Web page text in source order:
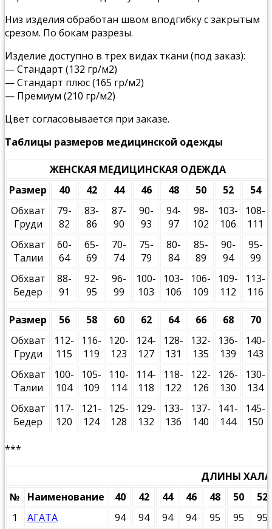
Низ изделия обработан швом вподгибку с закрытым
срезом. По бокам разрезы.
Изделие доступно в трех видах ткани (под заказ):
— Стандарт (132 гр/м2)
— Стандарт плюс (165 гр/м2)
— Премиум (210 гр/м2)
Цвет согласовывается при заказе.
Таблицы размеров медицинской одежды
ЖЕНСКАЯ МЕДИЦИНСКАЯ ОДЕЖДА
Размер
40 42 44 46 48 50 52
54
Обхват
Груди
79-
82
83-
86
87-
90
90-
93
94-
97
98-
102
103-
106
108-
111
Обхват
Талии
60-
64
65-
69
70-
74
75-
79
80-
84
85-
89
90-
94
95-
99
Обхват
Бедер
88-
91
92-
95
96-
99
100-
103
103-
106
106-
109
109-
112
113-
116
Размер 56 58 60 62 64 66 68
70
Обхват
Груди
112-
115
116-
119
120-
123
124-
127
128-
131
132-
135
136-
139
140-
143
Обхват
Талии
100-
104
105-
109
110-
114
114-
118
118-
122
122-
126
126-
130
130-
134
Обхват
Бедер
117-
120
121-
124
125-
128
129-
132
133-
136
137-
140
141-
144
145-
150
***
ДЛИНЫ
№
Наименование 40 42 44 46 48 50
52
1
АГАТА 94 94 94 94 95 95
95